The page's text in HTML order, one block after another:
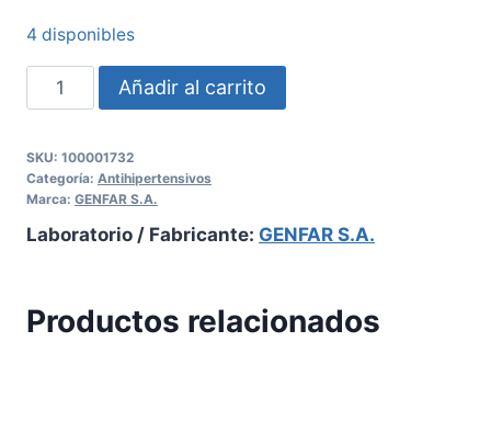
4 disponibles
Añadir al carrito
SKU: 100001732
Categoría: Antihipertensivos
Marca: GENFAR S.A.
Laboratorio / Fabricante: GENFAR S.A.
Productos relacionados